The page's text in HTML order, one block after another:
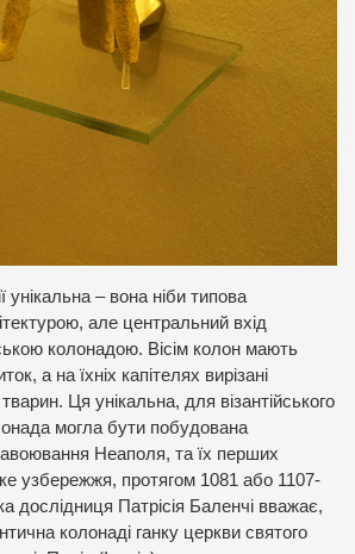
унікальна – вона ніби типова
але центральний вхід
колонадою. Вісім колон мають
а на їхніх капітелях вирізані
Ця унікальна, для візантійського
могла бути побудована
Неаполя, та їх перших
узбережжя, протягом 1081 або 1107-
дослідниця Патрісія Баленчі вважає,
колонаді ганку церкви святого